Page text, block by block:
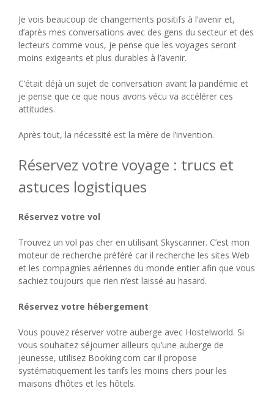
Je vois beaucoup de changements positifs à l’avenir et,
d’après mes conversations avec des gens du secteur et des
lecteurs comme vous, je pense que les voyages seront
moins exigeants et plus durables à l’avenir.
C’était déjà un sujet de conversation avant la pandémie et
je pense que ce que nous avons vécu va accélérer ces
attitudes.
Après tout, la nécessité est la mère de l’invention.
Réservez votre voyage : trucs et
astuces logistiques
Réservez votre vol
Trouvez un vol pas cher en utilisant Skyscanner. C’est mon
moteur de recherche préféré car il recherche les sites Web
et les compagnies aériennes du monde entier afin que vous
sachiez toujours que rien n’est laissé au hasard.
Réservez votre hébergement
Vous pouvez réserver votre auberge avec Hostelworld. Si
vous souhaitez séjourner ailleurs qu’une auberge de
jeunesse, utilisez Booking.com car il propose
systématiquement les tarifs les moins chers pour les
maisons d’hôtes et les hôtels.